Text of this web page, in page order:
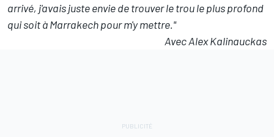
arrivé, j'avais juste envie de trouver le trou le plus profond
qui soit à Marrakech pour m'y mettre."
Avec Alex Kalinauckas